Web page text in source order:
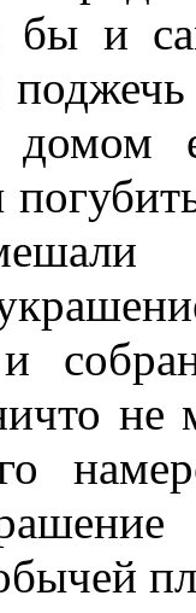
бы и
домом
не